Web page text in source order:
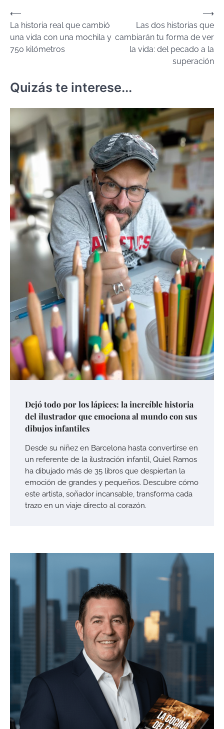
Navegación
de
entradas
⟵
La historia real que cambió
una vida con una mochila y
750 kilómetros
Las dos historias que
cambiarán tu forma de ver
la vida: del pecado a la
superación
⟶
Quizás te interese...
Dejó todo por los lápices: la increíble historia
del ilustrador que emociona al mundo con sus
dibujos infantiles
Desde su niñez en Barcelona hasta convertirse en
un referente de la ilustración infantil, Quiel Ramos
ha dibujado más de 35 libros que despiertan la
emoción de grandes y pequeños. Descubre cómo
este artista, soñador incansable, transforma cada
trazo en un viaje directo al corazón.